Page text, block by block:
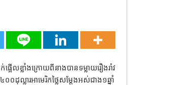
ផ្អើលខ្លាំងក្រោយពីនាងបានទម្លាយរឿងរ៉ាវ
លារអាមេរិកថ្លៃសម្តែងអស់ជាង១ឆ្នាំ